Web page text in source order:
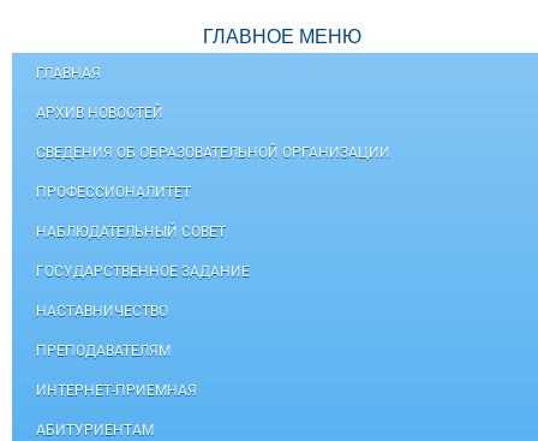
ГЛАВНОЕ МЕНЮ
ГЛАВНАЯ
АРХИВ НОВОСТЕЙ
СВЕДЕНИЯ ОБ ОБРАЗОВАТЕЛЬНОЙ ОРГАНИЗАЦИИ
ПРОФЕССИОНАЛИТЕТ
НАБЛЮДАТЕЛЬНЫЙ СОВЕТ
ГОСУДАРСТВЕННОЕ ЗАДАНИЕ
НАСТАВНИЧЕСТВО
ПРЕПОДАВАТЕЛЯМ
ИНТЕРНЕТ-ПРИЕМНАЯ
АБИТУРИЕНТАМ